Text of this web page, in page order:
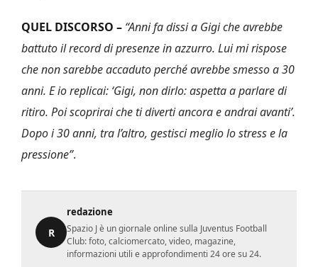
QUEL DISCORSO – “Anni fa dissi a Gigi che avrebbe
battuto il record di presenze in azzurro. Lui mi rispose
che non sarebbe accaduto perché avrebbe smesso a 30
anni. E io replicai: ‘Gigi, non dirlo: aspetta a parlare di
ritiro. Poi scoprirai che ti diverti ancora e andrai avanti’.
Dopo i 30 anni, tra l’altro, gestisci meglio lo stress e la
pressione”.
R
redazione
Spazio J è un giornale online sulla Juventus Football
Club: foto, calciomercato, video, magazine,
informazioni utili e approfondimenti 24 ore su 24.